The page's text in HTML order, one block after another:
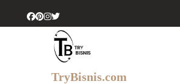
TryBisnis.com